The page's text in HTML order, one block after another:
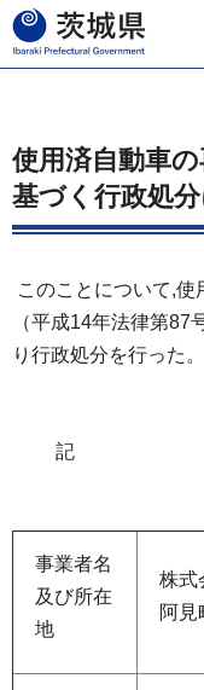
茨城県
使用済自動車
基づく行政処
このことについて,
（平成14年法律第87
り行政処分を行った。
記
事業者名
及び所在
地
株式
阿見